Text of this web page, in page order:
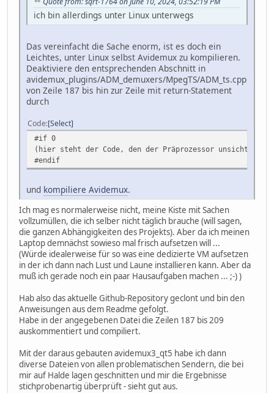
ich bin allerdings unter Linux unterwegs
Das vereinfacht die Sache enorm, ist es doch ein
Leichtes, unter Linux selbst Avidemux zu kompilieren.
Deaktiviere den entsprechenden Abschnitt in
avidemux_plugins/ADM_demuxers/MpegTS/ADM_ts.cpp
von Zeile 187 bis hin zur Zeile mit return-Statement
durch
Code Select
#if 0
(hier steht der Code, den der Präprozessor unsichtbar
#endif
und kompiliere Avidemux.
Ich mag es normalerweise nicht, meine Kiste mit Sachen
vollzumüllen, die ich selber nicht täglich brauche (will sagen,
die ganzen Abhängigkeiten des Projekts). Aber da ich meinen
Laptop demnächst sowieso mal frisch aufsetzen will ...
(Würde idealerweise für so was eine dedizierte VM aufsetzen
in der ich dann nach Lust und Laune installieren kann. Aber da
muß ich gerade noch ein paar Hausaufgaben machen ... ;-) )
Hab also das aktuelle Github-Repository geclont und bin den
Anweisungen aus dem Readme gefolgt.
Habe in der angegebenen Datei die Zeilen 187 bis 209
auskommentiert und compiliert.
Mit der daraus gebauten avidemux3_qt5 habe ich dann
diverse Dateien von allen problematischen Sendern, die bei
mir auf Halde lagen geschnitten und mir die Ergebnisse
stichprobenartig überprüft - sieht gut aus.